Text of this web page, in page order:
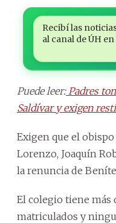
Recibí las
al canal de ÚH
Puede leer:Padres
Saldívar y exigen
Exigen que el obispo
Lorenzo, Joaquín
la renuncia de
El colegio tiene más
matriculados y